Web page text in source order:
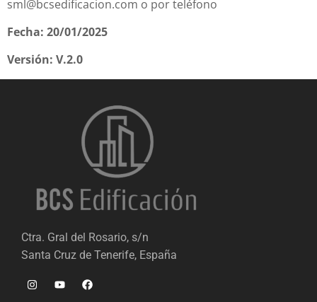
sml@bcsedificacion.com o por teléfono
Fecha: 20/01/2025
Versión: V.2.0
Ctra. Gral del Rosario, s/n
Santa Cruz de Tenerife, España